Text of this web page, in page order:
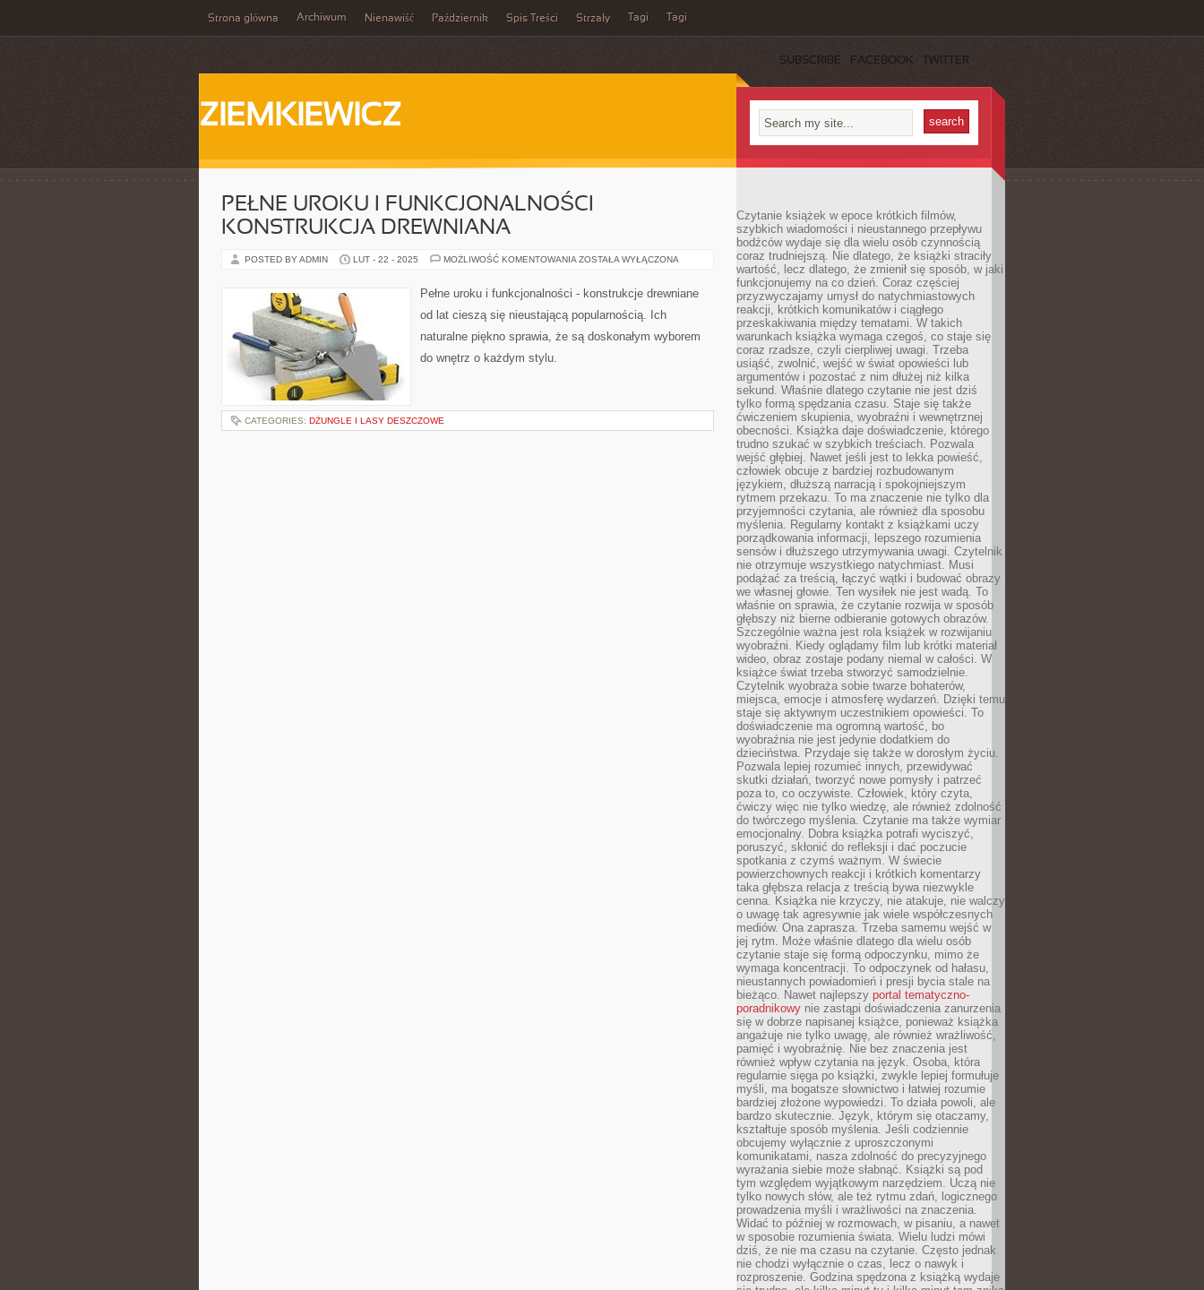
Strona główna Archiwum Nienawiść Październik Spis Treści Strzały Tagi Tagi
SUBSCRIBE FACEBOOK TWITTER
ZIEMKIEWICZ
PEŁNE UROKU I FUNKCJONALNOŚCI –
KONSTRUKCJA DREWNIANA
POSTED BY ADMIN LUT - 22 - 2025 MOŻLIWOŚĆ KOMENTOWANIA PEŁNE
FUNKCJONALNOŚCI
–
DREWNIANA
ZOSTAŁA WYŁĄCZONA
Pełne uroku i funkcjonalności - konstrukcje drewniane
od lat cieszą się nieustającą popularnością. Ich
naturalne piękno sprawia, że są doskonałym wyborem
do wnętrz o każdym stylu.
CATEGORIES: DŻUNGLE I LASY DESZCZOWE
Czytanie książek w epoce krótkich filmów,
szybkich wiadomości i nieustannego przepływu
bodźców wydaje się dla wielu osób czynnością
coraz trudniejszą. Nie dlatego, że książki straciły
wartość, lecz dlatego, że zmienił się sposób, w jaki
funkcjonujemy na co dzień. Coraz częściej
przyzwyczajamy umysł do natychmiastowych
reakcji, krótkich komunikatów i ciągłego
przeskakiwania między tematami. W takich
warunkach książka wymaga czegoś, co staje się
coraz rzadsze, czyli cierpliwej uwagi. Trzeba
usiąść, zwolnić, wejść w świat opowieści lub
argumentów i pozostać z nim dłużej niż kilka
sekund. Właśnie dlatego czytanie nie jest dziś
tylko formą spędzania czasu. Staje się także
ćwiczeniem skupienia, wyobraźni i wewnętrznej
obecności. Książka daje doświadczenie, którego
trudno szukać w szybkich treściach. Pozwala
wejść głębiej. Nawet jeśli jest to lekka powieść,
człowiek obcuje z bardziej rozbudowanym
językiem, dłuższą narracją i spokojniejszym
rytmem przekazu. To ma znaczenie nie tylko dla
przyjemności czytania, ale również dla sposobu
myślenia. Regularny kontakt z książkami uczy
porządkowania informacji, lepszego rozumienia
sensów i dłuższego utrzymywania uwagi. Czytelnik
nie otrzymuje wszystkiego natychmiast. Musi
podążać za treścią, łączyć wątki i budować obrazy
we własnej głowie. Ten wysiłek nie jest wadą. To
właśnie on sprawia, że czytanie rozwija w sposób
głębszy niż bierne odbieranie gotowych obrazów.
Szczególnie ważna jest rola książek w rozwijaniu
wyobraźni. Kiedy oglądamy film lub krótki materiał
wideo, obraz zostaje podany niemal w całości. W
książce świat trzeba stworzyć samodzielnie.
Czytelnik wyobraża sobie twarze bohaterów,
miejsca, emocje i atmosferę wydarzeń. Dzięki temu
staje się aktywnym uczestnikiem opowieści. To
doświadczenie ma ogromną wartość, bo
wyobraźnia nie jest jedynie dodatkiem do
dzieciństwa. Przydaje się także w dorosłym życiu.
Pozwala lepiej rozumieć innych, przewidywać
skutki działań, tworzyć nowe pomysły i patrzeć
poza to, co oczywiste. Człowiek, który czyta,
ćwiczy więc nie tylko wiedzę, ale również zdolność
do twórczego myślenia. Czytanie ma także wymiar
emocjonalny. Dobra książka potrafi wyciszyć,
poruszyć, skłonić do refleksji i dać poczucie
spotkania z czymś ważnym. W świecie
powierzchownych reakcji i krótkich komentarzy
taka głębsza relacja z treścią bywa niezwykle
cenna. Książka nie krzyczy, nie atakuje, nie walczy
o uwagę tak agresywnie jak wiele współczesnych
mediów. Ona zaprasza. Trzeba samemu wejść w
jej rytm. Może właśnie dlatego dla wielu osób
czytanie staje się formą odpoczynku, mimo że
wymaga koncentracji. To odpoczynek od hałasu,
nieustannych powiadomień i presji bycia stale na
bieżąco. Nawet najlepszy portal tematyczno-
poradnikowy nie zastąpi doświadczenia zanurzenia
się w dobrze napisanej książce, ponieważ książka
angażuje nie tylko uwagę, ale również wrażliwość,
pamięć i wyobraźnię. Nie bez znaczenia jest
również wpływ czytania na język. Osoba, która
regularnie sięga po książki, zwykle lepiej formułuje
myśli, ma bogatsze słownictwo i łatwiej rozumie
bardziej złożone wypowiedzi. To działa powoli, ale
bardzo skutecznie. Język, którym się otaczamy,
kształtuje sposób myślenia. Jeśli codziennie
obcujemy wyłącznie z uproszczonymi
komunikatami, nasza zdolność do precyzyjnego
wyrażania siebie może słabnąć. Książki są pod
tym względem wyjątkowym narzędziem. Uczą nie
tylko nowych słów, ale też rytmu zdań, logicznego
prowadzenia myśli i wrażliwości na znaczenia.
Widać to później w rozmowach, w pisaniu, a nawet
w sposobie rozumienia świata. Wielu ludzi mówi
dziś, że nie ma czasu na czytanie. Często jednak
nie chodzi wyłącznie o czas, lecz o nawyk i
rozproszenie. Godzina spędzona z książką wydaje